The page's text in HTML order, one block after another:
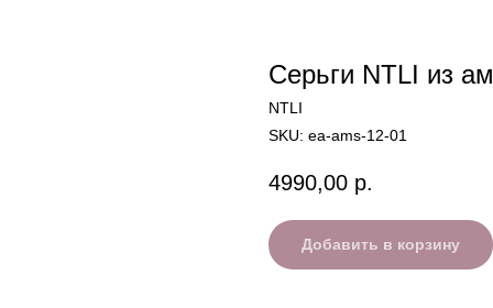
Серьги NTLI из
NTLI
SKU: ea-ams-12-01
4990,00 р.
Добавить в корзину